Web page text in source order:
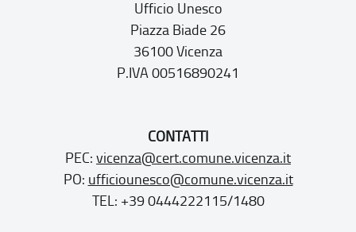
Ufficio Unesco
Piazza Biade 26
36100 Vicenza
P.IVA 00516890241
CONTATTI
PEC: vicenza@cert.comune.vicenza.it
PO: ufficiounesco@comune.vicenza.it
TEL: +39 0444222115/1480